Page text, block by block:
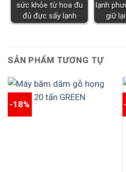
sức khỏe từ hoa đu
đủ đực sấy lạnh
lạnh
giữ
SẢN PHẨM TƯƠNG TỰ
-18%